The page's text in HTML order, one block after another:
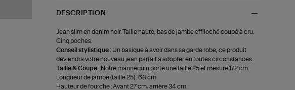
DESCRIPTION
Jean slim en denim noir. Taille haute, bas de jambe effiloché coupé à cru.
Cinq poches.
Conseil stylistique : Un basique à avoir dans sa garde robe, ce produit
deviendra votre nouveau jean parfait à adopter en toutes circonstances.
Taille & Coupe : Notre mannequin porte une taille 25 et mesure 172 cm.
Longueur de jambe (taille 25) : 68 cm.
Hauteur de fourche : Avant 27 cm, arrière 34 cm.